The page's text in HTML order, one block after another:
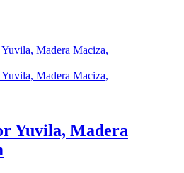
Yuvila, Madera